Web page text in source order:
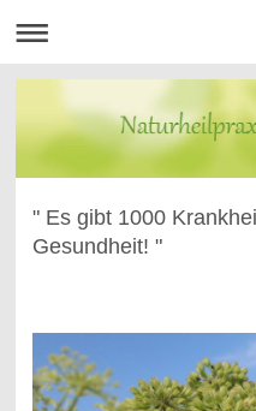
" Es gibt 1000
Gesundheit! "